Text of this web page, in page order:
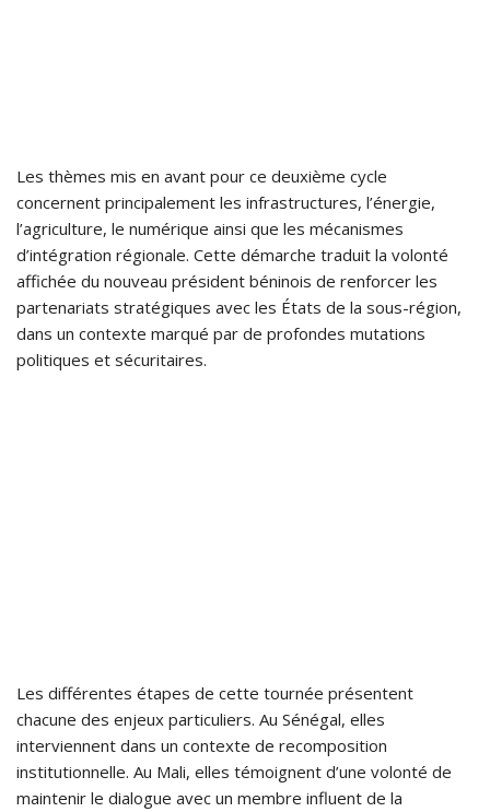
Les thèmes mis en avant pour ce deuxième cycle
concernent principalement les infrastructures, l’énergie,
l’agriculture, le numérique ainsi que les mécanismes
d’intégration régionale. Cette démarche traduit la volonté
affichée du nouveau président béninois de renforcer les
partenariats stratégiques avec les États de la sous-région,
dans un contexte marqué par de profondes mutations
politiques et sécuritaires.
Les différentes étapes de cette tournée présentent
chacune des enjeux particuliers. Au Sénégal, elles
interviennent dans un contexte de recomposition
institutionnelle. Au Mali, elles témoignent d’une volonté de
maintenir le dialogue avec un membre influent de la